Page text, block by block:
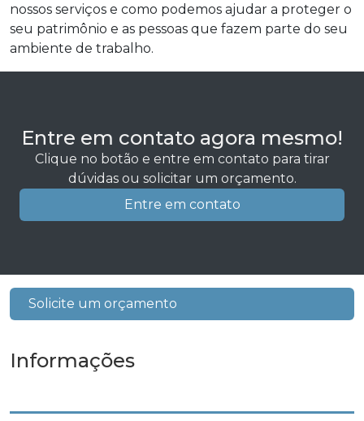
nossos serviços e como podemos ajudar a proteger o
seu patrimônio e as pessoas que fazem parte do seu
ambiente de trabalho.
Entre em contato agora mesmo!
Clique no botão e entre em contato para tirar
dúvidas ou solicitar um orçamento.
Entre em contato
Solicite um orçamento
Informações